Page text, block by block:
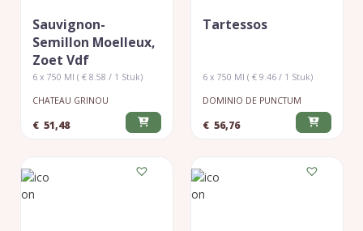
Sauvignon-
Semillon Moelleux,
Zoet Vdf
6 x 750 Ml ( € 8.58 / 1 Stuk)
CHATEAU GRINOU
€ 51,48
Tartessos
6 x 750 Ml ( € 9.46 / 1 Stuk)
DOMINIO DE PUNCTUM
€ 56,76